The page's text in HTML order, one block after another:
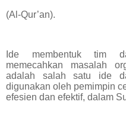
(Al-Qur’an).
Ide membentuk tim
memecahkan masalah
adalah salah satu ide
digunakan oleh pemimpin
efesien dan efektif, dalam